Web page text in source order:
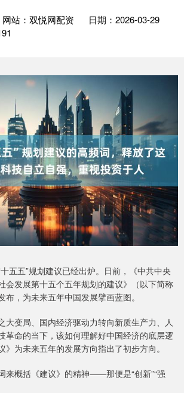
网站：双悦网配资
日期：2026-03-29
五”规划建议已经出炉。日前，《中共中央
会发展第十五个五年规划的建议》（以下简称
布，为未来五年中国发展擘画蓝图。
变局、国内经济驱动力转向新质生产力、人
革命的当下，该如何理解好中国经济的底层逻
》为未来五年的发展方向指出了初步方向。
概括《建议》的精神——那便是“创新”“强